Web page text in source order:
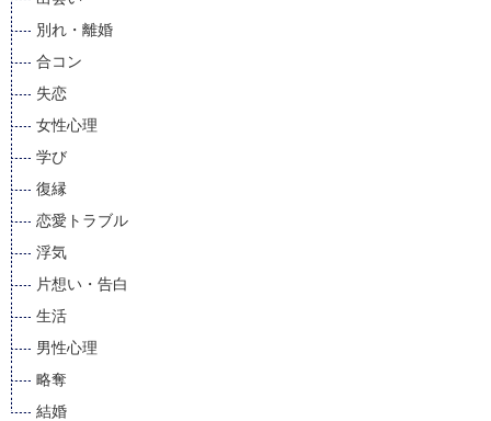
別れ・離婚
合コン
失恋
女性心理
学び
復縁
恋愛トラブル
浮気
片想い・告白
生活
男性心理
略奪
結婚